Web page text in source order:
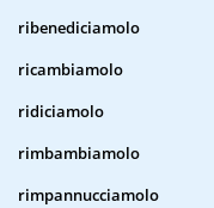
ribenediciamolo
ricambiamolo
ridiciamolo
rimbambiamolo
rimpannucciamolo